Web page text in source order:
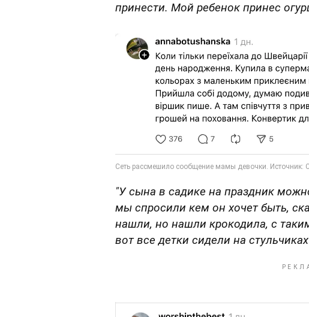
принести. Мой ребенок принес
"У сына в садике на праздник
мы спросили кем он хочет быть,
нашли, но нашли крокодила, с
вот все детки сидели на